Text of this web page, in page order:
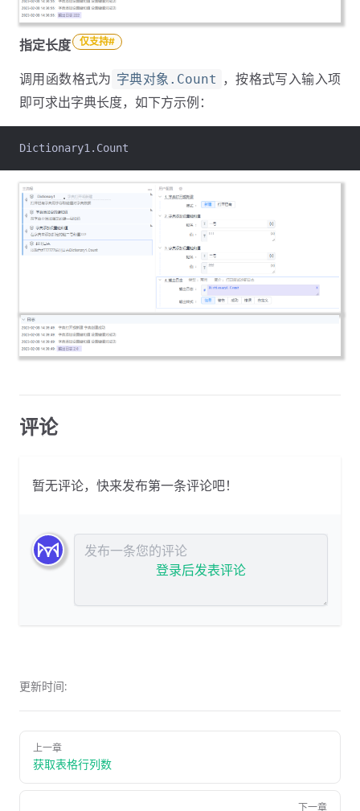
指定长度 仅支持#
调用函数格式为 字典对象.Count ，按格式写入输入项
即可求出字典长度，如下方示例：
Dictionary1.Count
评论
暂无评论，快来发布第一条评论吧！
发布评论
登录后发表评论
更新时间:
上一章
获取表格行列数
下一章